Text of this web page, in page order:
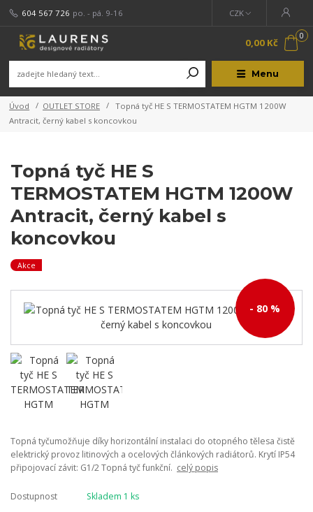
Menu
CZK
604 567 726 po. - pá. 9-16
0
0,00 Kč
Úvod OUTLET STORE
Topná tyč HE S TERMOSTATEM HGTM 1200W
Antracit, černý kabel s koncovkou
Topná tyč HE S
TERMOSTATEM HGTM 1200W
Antracit, černý kabel s
koncovkou
Akce
- 80 %
Topná tyčumožňuje díky horizontální instalaci do otopného tělesa čistě
elektrický provoz litinových a ocelových článkových radiátorů. Krytí IP54
připojovací závit: G1/2 Topná tyč funkční. celý popis
Dostupnost
Skladem 1 ks